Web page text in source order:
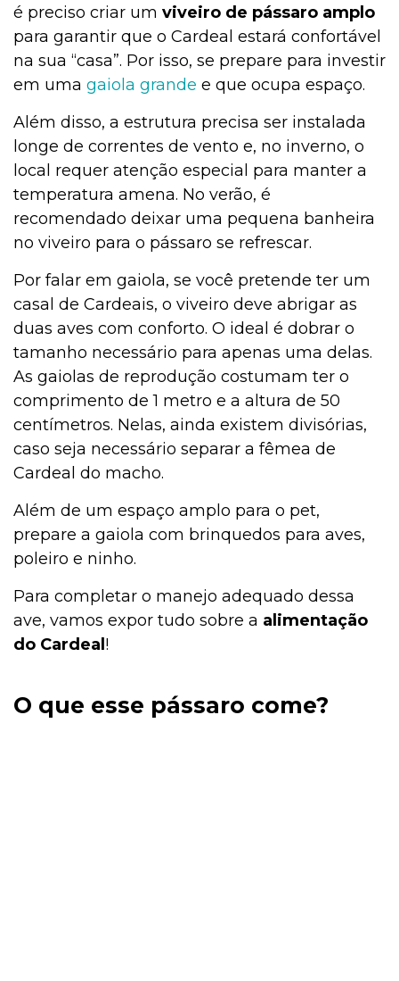
é preciso criar um viveiro de pássaro amplo
para garantir que o Cardeal estará confortável
na sua “casa”. Por isso, se prepare para investir
em uma gaiola grande e que ocupa espaço.
Além disso, a estrutura precisa ser instalada
longe de correntes de vento e, no inverno, o
local requer atenção especial para manter a
temperatura amena. No verão, é
recomendado deixar uma pequena banheira
no viveiro para o pássaro se refrescar.
Por falar em gaiola, se você pretende ter um
casal de Cardeais, o viveiro deve abrigar as
duas aves com conforto. O ideal é dobrar o
tamanho necessário para apenas uma delas.
As gaiolas de reprodução costumam ter o
comprimento de 1 metro e a altura de 50
centímetros. Nelas, ainda existem divisórias,
caso seja necessário separar a fêmea de
Cardeal do macho.
Além de um espaço amplo para o pet,
prepare a gaiola com brinquedos para aves,
poleiro e ninho.
Para completar o manejo adequado dessa
ave, vamos expor tudo sobre a alimentação
do Cardeal!
O que esse pássaro come?